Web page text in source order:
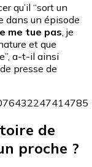
qu’il “sort un
dans un épisode
me tue pas , je
et que
a-t-il ainsi
presse de
de
proche ?